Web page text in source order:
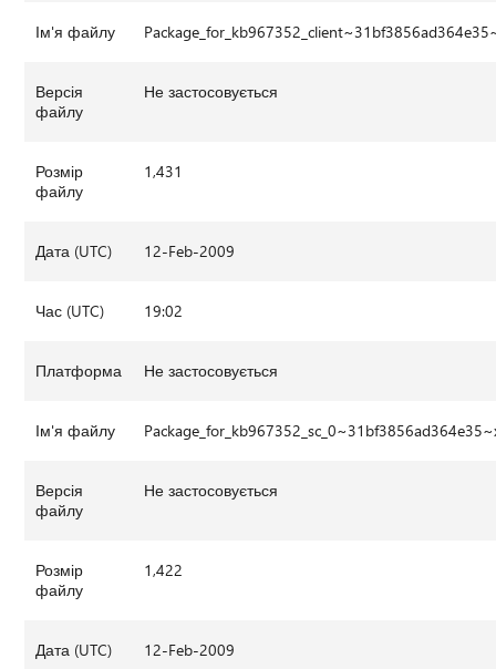
Ім'я файлу
Версія
файлу
Не застосовується
Розмір
файлу
1,431
Дата (UTC) 12-Feb-2009
Час (UTC) 19:02
Платформа Не застосовується
Ім'я файлу
Версія
файлу
Не застосовується
Розмір
файлу
1,422
Дата (UTC) 12-Feb-2009